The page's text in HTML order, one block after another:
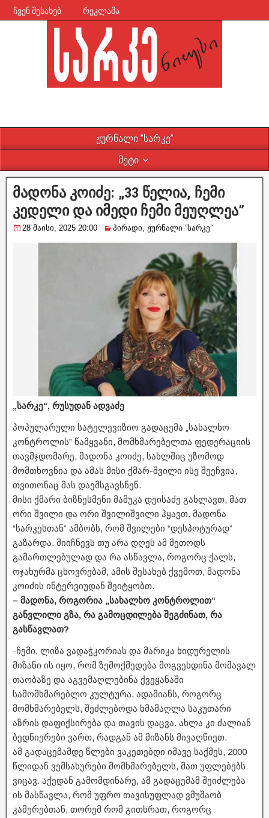
ჩვენ შესახებ რეკლამა
ჟურნალი ”სარკე”
მეტი
მადონა კოიძე: „33 წელია, ჩემი
კედელი და იმედი ჩემი მეუღლეა”
28 მაისი, 2025 20:00 პირადი, ჟურნალი ”სარკე”
„სარკე“, რუსუდან ადვაძე
პოპულარული სატელევიზიო გადაცემა „სახალხო
კონტროლის” წამყვანი, მომხმარებელთა ფედერაციის
თავმჯდომარე, მადონა კოიძე, სახლშიც უზომოდ
მომთხოვნია და ამას მისი ქმარ-შვილი ისე შეეჩვია,
თვითონაც მას დაემსგავსნენ.
მისი ქმარი ბიზნესმენი მამუკა დეისაძე გახლავთ, მათ
ორი შვილი და ორი შვილიშვილი ჰყავთ. მადონა
“სარკესთან” ამბობს, რომ შვილები “დესპოტურად”
გაზარდა. მიიჩნევს თუ არა დღეს ამ მეთოდს
გამართლებულად და რა ასწავლა, როგორც ქალს,
ოჯახურმა ცხოვრებამ, ამის შესახებ ქვემოთ, მადონა
კოიძის ინტერვიუდან შეიტყობთ.
– მადონა, როგორია „სახალხო კონტროლით”
განვლილი გზა, რა გამოცდილება შეგძინათ, რა
გასწავლათ?
-ჩემი, ლიზა ვადაჭკორიას და მარიკა ხიდურელის
მიზანი ის იყო, რომ ზემოქმედება მოგვეხდინა მომავალ
თაობაზე და აგვემაღლებინა ქვეყანაში
სამომხმარებლო კულტურა. ადამიანს, როგორც
მომხმარებელს, შეძლებოდა ხმამაღლა საკუთარი
აზრის დაფიქსირება და თავის დაცვა. ახლა კი ძალიან
ბედნიერები ვართ, რადგან ამ მიზანს მივაღწიეთ.
ამ გადაცემამდე წლები ვაკეთებდი იმავე საქმეს, 2000
წლიდან ვემსახურები მომხმარებელს, მათ უფლებებს
ვიცავ. აქედან გამომდინარე, ამ გადაცემამ შეიძლება
ის მასწავლა, რომ უფრო თავისუფლად ვმუშაობ
კამერებთან, თორემ რომ გითხრათ, როგორც